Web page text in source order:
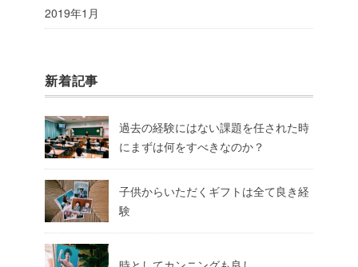
2019年1月
新着記事
過去の経験にはない課題を任された時
にまずは何をすべきなのか？
子供からいただくギフトは全て良き経
験